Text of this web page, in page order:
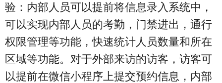
验：内部人员可以提前将信息录入系统中，
可以实现内部人员的考勤，门禁进出，通行
权限管理等功能，快速统计人员数量和所在
区域等功能。对于外部来访的访客，访客可
以提前在微信小程序上提交预约信息，内部